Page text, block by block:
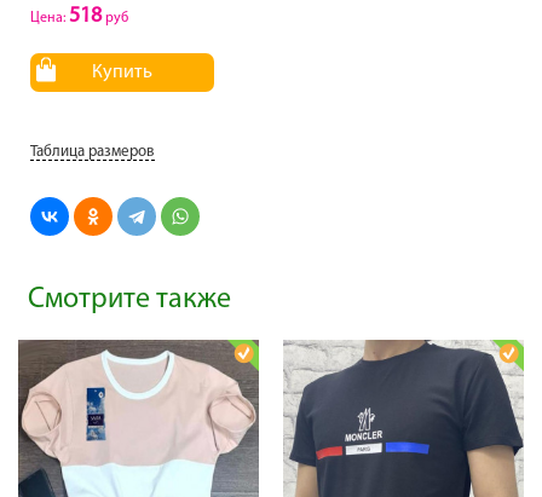
Цена: 518руб
Купить
Таблица размеров
Смотрите также